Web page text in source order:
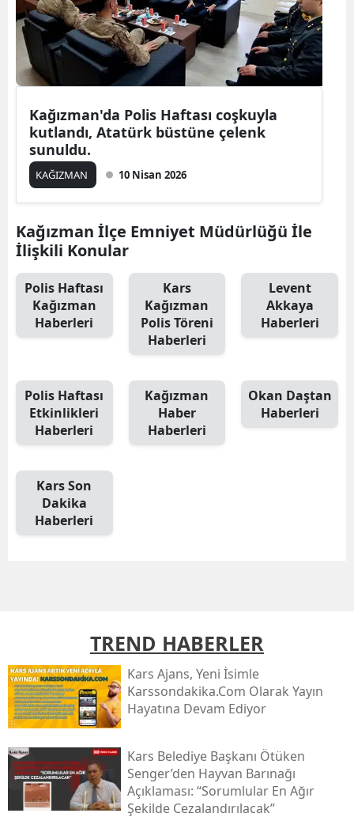
Çankırı
Çorum
Denizli
Diyarbakır
Edirne
Erzincan
Erzurum
Eskişehir
Gaziantep
Giresun
Hakkari
Kırklareli
Kocaeli
Konya
Kağızman'da Polis Haftası coşkuyla
kutlandı, Atatürk büstüne çelenk
sunuldu.
KAĞIZMAN 10 Nisan 2026
Kağızman İlçe Emniyet Müdürlüğü İle
İlişkili Konular
Polis Haftası
Kağızman
Haberleri
Kars
Kağızman
Polis Töreni
Haberleri
Levent
Akkaya
Haberleri
Polis Haftası
Etkinlikleri
Haberleri
Kağızman
Haber
Haberleri
Okan Daştan
Haberleri
Kars Son
Dakika
Haberleri
TREND HABERLER
Kars Ajans, Yeni İsimle
Karssondakika.com Olarak Yayın
Hayatına Devam Ediyor
Kars Belediye Başkanı Ötüken
Senger’den Hayvan Barınağı
Açıklaması: “sorumlular En Ağır
Şekilde Cezalandırılacak”